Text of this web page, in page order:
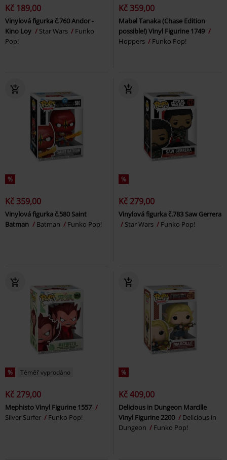
Kč 189,00
Vinylová figurka č.760 Andor -
Kino Loy
Star Wars
Funko
Pop!
Kč 359,00
Mabel Tanaka (Chase Edition
possible!) Vinyl Figurine 1749
Hoppers
Funko Pop!
%
Kč 359,00
Vinylová figurka č.580 Saint
Batman
Batman Funko Pop!
%
Kč 279,00
Vinylová figurka č.783 Saw Gerrera
Star Wars
Funko Pop!
% Téměř vyprodáno
Kč 279,00
Mephisto Vinyl Figurine 1557
Silver Surfer
Funko Pop!
%
Kč 409,00
Delicious in Dungeon Marcille
Vinyl Figurine 2200
Delicious in
Dungeon
Funko Pop!